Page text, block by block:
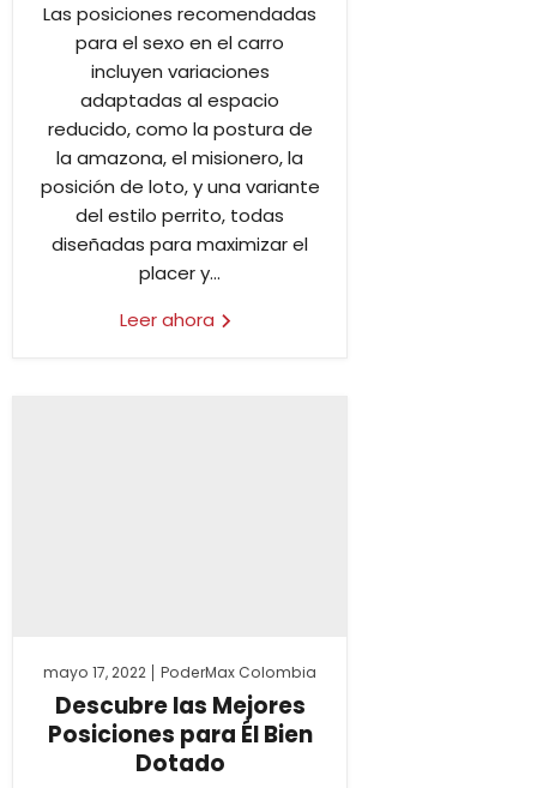
Las posiciones recomendadas
para el sexo en el carro
incluyen variaciones
adaptadas al espacio
reducido, como la postura de
la amazona, el misionero, la
posición de loto, y una variante
del estilo perrito, todas
diseñadas para maximizar el
placer y...
Leer ahora
mayo 17, 2022 PoderMax Colombia
Descubre las Mejores
Posiciones para Él Bien
Dotado